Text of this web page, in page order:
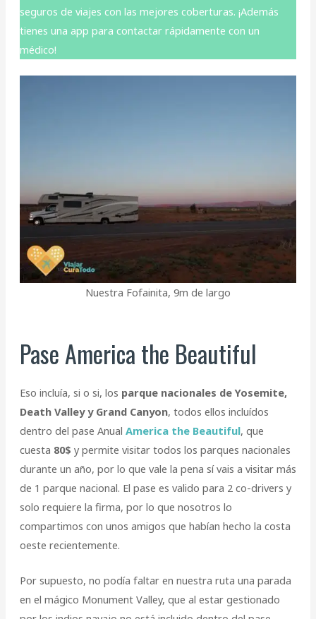
seguros de viajes con las mejores coberturas. ¡Además
tienes una app para contactar rápidamente con un
médico!
Nuestra Fofainita, 9m de largo
Pase America the Beautiful
Eso incluía, si o si, los parque nacionales de Yosemite,
Death Valley y Grand Canyon, todos ellos incluídos
dentro del pase Anual America the Beautiful, que
cuesta 80$ y permite visitar todos los parques nacionales
durante un año, por lo que vale la pena sí vais a visitar más
de 1 parque nacional. El pase es valido para 2 co-drivers y
solo requiere la firma, por lo que nosotros lo
compartimos con unos amigos que habían hecho la costa
oeste recientemente.
Por supuesto, no podía faltar en nuestra ruta una parada
en el mágico Monument Valley, que al estar gestionado